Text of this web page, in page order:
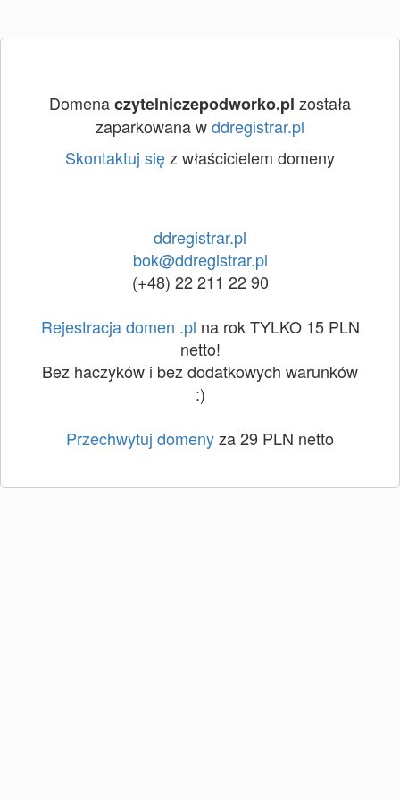
Domenaczytelniczepodworko.pl została
zaparkowana wddregistrar.pl
Skontaktuj sięz właścicielem domeny
ddregistrar.pl
bok@ddregistrar.pl
(+48) 22 211 22 90
Rejestracja domen .pl na rok TYLKO 15 PLN
netto!
Bez haczyków i bez dodatkowych warunków
:)
Przechwytuj domenyza 29 PLN netto